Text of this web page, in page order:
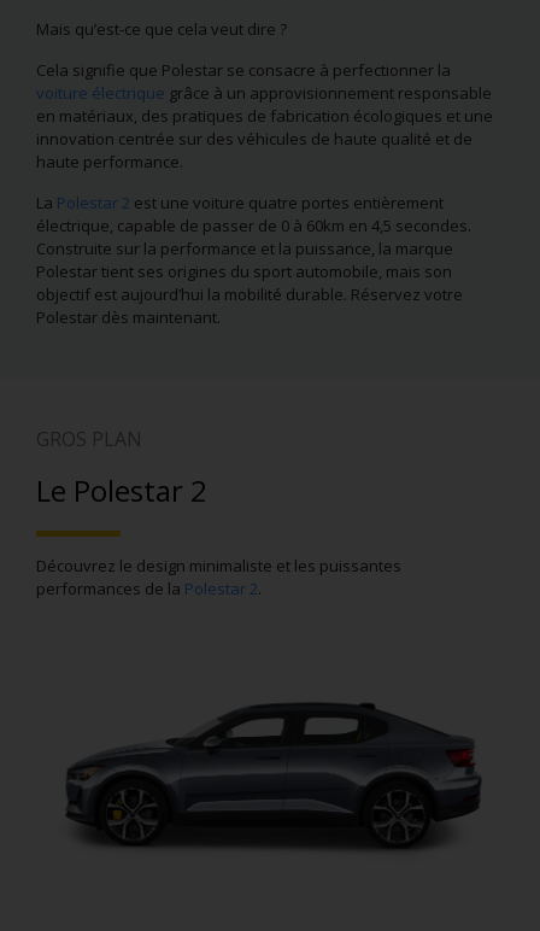
Mais qu’est-ce que cela veut dire ?
Cela signifie que Polestar se consacre à perfectionner la
voiture électrique grâce à un approvisionnement responsable
en matériaux, des pratiques de fabrication écologiques et une
innovation centrée sur des véhicules de haute qualité et de
haute performance.
La Polestar 2 est une voiture quatre portes entièrement
électrique, capable de passer de 0 à 60km en 4,5 secondes.
Construite sur la performance et la puissance, la marque
Polestar tient ses origines du sport automobile, mais son
objectif est aujourd’hui la mobilité durable. Réservez votre
Polestar dès maintenant.
Polestar 2
GROS PLAN
Le Polestar 2
Découvrez le design minimaliste et les puissantes
performances de la Polestar 2.
Polestar 2
Polestar 2
Polestar 2
Polestar 2
Polestar 2
Polestar 2